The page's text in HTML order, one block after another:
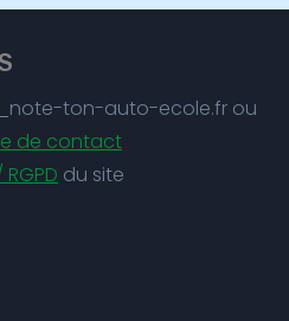
ton-auto-ecole.fr ou
de contact
du site